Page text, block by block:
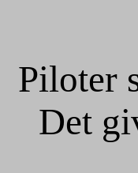
Piloter
Det